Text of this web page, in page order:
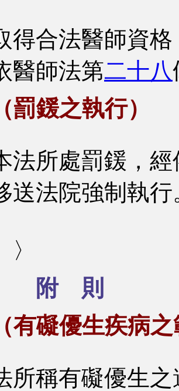
得合法醫師資
醫師法第二十八
罰鍰之執行）
法所處罰鍰，
送法院強制執行
〉
附 則
有礙優生疾病
所稱有礙優生